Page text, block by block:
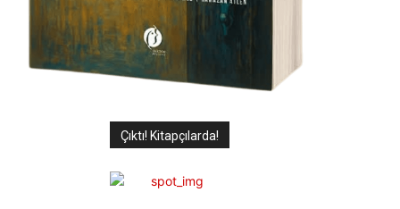
Çıktı! Kitapçılarda!